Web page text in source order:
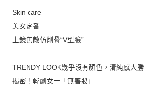
Skin care
美女定番
上鏡無敵仿削骨“V型臉”
TRENDY LOOK幾乎沒有顏色，清純感大勝
揭密！韓劇女一「無害妝」